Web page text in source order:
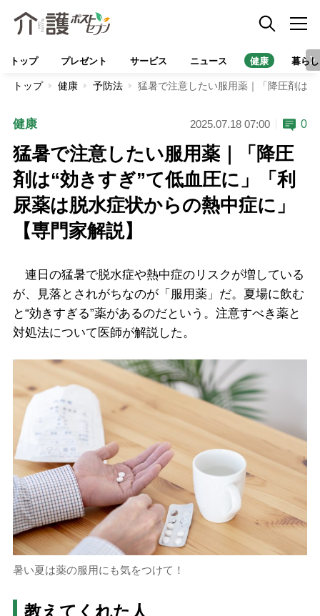
トップ プレゼント サービス ニュース 健康 暮らし
トップ 健康 予防法 猛暑で注意したい服用薬｜「降圧剤は“
健康 2025.07.18 07:00 0
猛暑で注意したい服用薬｜「降圧
剤は“効きすぎ”て低血圧に」「利
尿薬は脱水症状からの熱中症に」
【専門家解説】
連日の猛暑で脱水症や熱中症のリスクが増している
が、見落とされがちなのが「服用薬」だ。夏場に飲む
と“効きすぎる”薬があるのだという。注意すべき薬と
対処法について医師が解説した。
暑い夏は薬の服用にも気をつけて！
教えてくれた人